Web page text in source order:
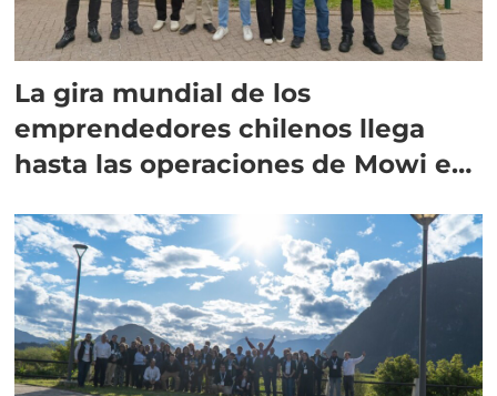
La gira mundial de los
emprendedores chilenos llega
hasta las operaciones de Mowi en